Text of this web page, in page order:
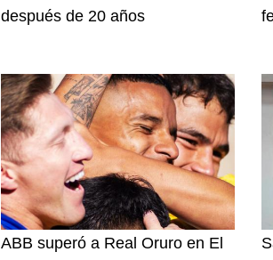
después de 20 años
ABB superó a Real Oruro en El